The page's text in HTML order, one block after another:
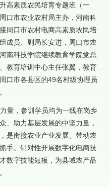
高素质农民培育专题班（一
口市农业农村局主办，河南科
周口市农村电商高素质农民培
成员、副局长安进，周口市农
南科技学院继续教育学院党总
教育培训中心主任张翼，教育
口市各县区的49名村级协理员
量，参训学员均为一线在岗乡
、助力基层发展的中坚力量，
是衔接农业产业发展、带动农
手。针对性开展数字化电商技
数字技能短板，为县域农产品